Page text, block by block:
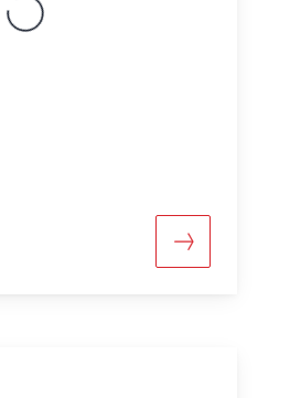
écoles»
annuel 2021 de la
Davantage